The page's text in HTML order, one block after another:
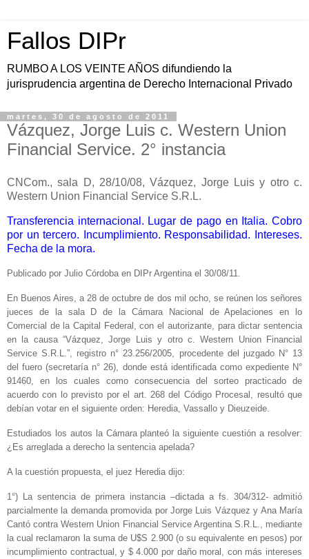
Fallos DIPr
RUMBO A LOS VEINTE AÑOS difundiendo la
jurisprudencia argentina de Derecho Internacional Privado
martes, 30 de agosto de 2011
Vázquez, Jorge Luis c. Western Union
Financial Service. 2° instancia
CNCom., sala D, 28/10/08, Vázquez, Jorge Luis y otro c.
Western Union Financial Service S.R.L.
Transferencia internacional. Lugar de pago en Italia. Cobro
por un tercero. Incumplimiento. Responsabilidad. Intereses.
Fecha de la mora.
Publicado por Julio Córdoba en DIPr Argentina el 30/08/11.
En Buenos Aires, a 28 de octubre de dos mil ocho, se reúnen los señores
jueces de la sala D de la Cámara Nacional de Apelaciones en lo
Comercial de la Capital Federal, con el autorizante, para dictar sentencia
en la causa “Vázquez, Jorge Luis y otro c. Western Union Financial
Service S.R.L.”, registro n° 23.256/2005, procedente del juzgado N° 13
del fuero (secretaría n° 26), donde está identificada como expediente N°
91460, en los cuales como consecuencia del sorteo practicado de
acuerdo con lo previsto por el art. 268 del Código Procesal, resultó que
debían votar en el siguiente orden: Heredia, Vassallo y Dieuzeide.
Estudiados los autos la Cámara planteó la siguiente cuestión a resolver:
¿Es arreglada a derecho la sentencia apelada?
A la cuestión propuesta, el juez Heredia dijo:
1°) La sentencia de primera instancia –dictada a fs. 304/312- admitió
parcialmente la demanda promovida por Jorge Luis Vázquez y Ana María
Cantó contra Western Union Financial Service Argentina S.R.L., mediante
la cual reclamaron la suma de U$S 2.900 (o su equivalente en pesos) por
incumplimiento contractual, y $ 4.000 por daño moral, con más intereses